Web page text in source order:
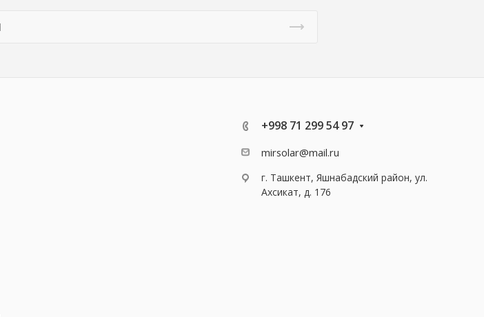
+998 71 299 54 97
mirsolar@mail.ru
г. Ташкент, Яшнабадский район, ул.
Ахсикат, д. 176